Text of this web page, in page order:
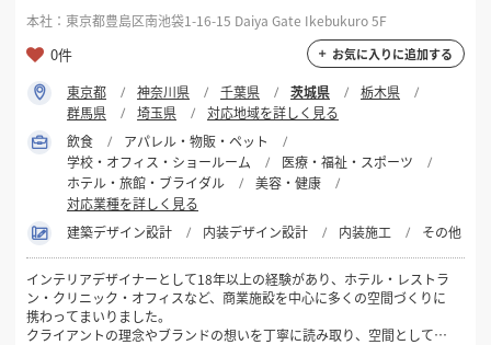
本社：東京都豊島区南池袋1-16-15 Daiya Gate Ikebukuro 5F
0件 お気に入りに追加する
東京都 神奈川県 千葉県 茨城県
栃木県
群馬県
埼玉県
対応地域を詳しく見る
飲食
アパレル・物販・ペット
学校・オフィス・ショールーム
医療・福祉・スポーツ
ホテル・旅館・ブライダル
美容・健康
対応業種を詳しく見る
建築デザイン設計
内装デザイン設計 内装施工 その他
インテリアデザイナーとして18年以上の経験があり、ホテル・レストラ
ン・クリニック・オフィスなど、商業施設を中心に多くの空間づくりに
携わってまいりました。
クライアントの理念やブランドの想いを丁寧に読み取り、空間として表